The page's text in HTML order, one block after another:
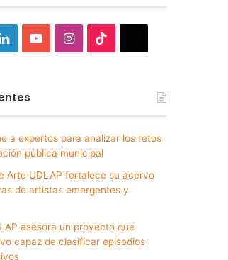
LinkedInYouTubeInstagram
a expertos para analizar los retos
pública municipal
Arte UDLAP fortalece su acervo
de artistas emergentes y
asesora un proyecto que
capaz de clasificar episodios